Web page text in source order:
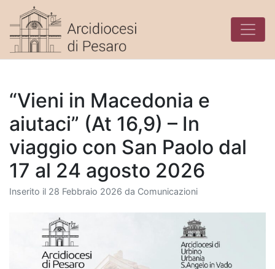
content
“Vieni in Macedonia e
aiutaci” (At 16,9) – In
viaggio con San Paolo dal
17 al 24 agosto 2026
Inserito il 28 Febbraio 2026 da Comunicazioni